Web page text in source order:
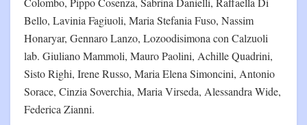
Bello, Lavinia Fagiuoli, Maria Stefania Fuso, Nassim
Honaryar, Gennaro Lanzo, Lozoodisimona con Calzuoli
lab. Giuliano Mammoli, Mauro Paolini, Achille Quadrini,
Sisto Righi, Irene Russo, Maria Elena Simoncini, Antonio
Sorace, Cinzia Soverchia, Maria Virseda, Alessandra Wide,
Federica Zianni.